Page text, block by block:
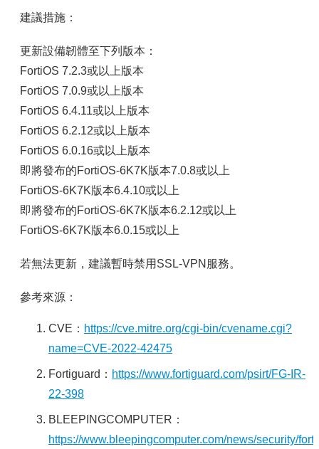
建議措施：
更新設備韌體至下列版本：
FortiOS 7.2.3或以上版本
FortiOS 7.0.9或以上版本
FortiOS 6.4.11或以上版本
FortiOS 6.2.12或以上版本
FortiOS 6.0.16或以上版本
即將發布的FortiOS-6K7K版本7.0.8或以上
FortiOS-6K7K版本6.4.10或以上
即將發布的FortiOS-6K7K版本6.2.12或以上
FortiOS-6K7K版本6.0.15或以上
若無法更新，建議暫時禁用SSL-VPN服務。
參考來源：
CVE： https://cve.mitre.org/cgi-bin/cvename.cgi?
name=CVE-2022-42475
Fortiguard： https://www.fortiguard.com/psirt/FG-IR-
22-398
BLEEPINGCOMPUTER：
https://www.bleepingcomputer.com/news/security/